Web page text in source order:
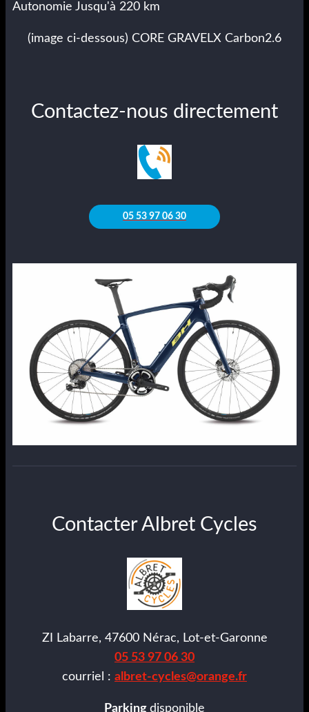
Autonomie Jusqu'à 220 km
(image ci-dessous) CORE GRAVELX Carbon2.6
Contactez-nous directement
05 53 97 06 30
Contacter Albret Cycles
ZI Labarre, 47600 Nérac, Lot-et-Garonne
05 53 97 06 30
courriel : albret-cycles@orange.fr
Parking disponible